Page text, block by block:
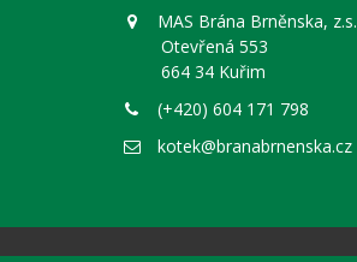
MAS Brána Brněnska, z.s.
Otevřená 553
664 34 Kuřim
(+420) 604 171 798
kotek@branabrnenska.cz